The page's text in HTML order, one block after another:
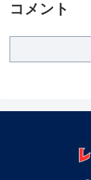
コメント